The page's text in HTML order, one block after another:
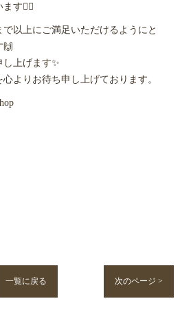
す🙇‍♀️
以上にご満足いただけるようにと
上げます✨
よりお待ち申し上げております。
一覧に戻る 次のページ >